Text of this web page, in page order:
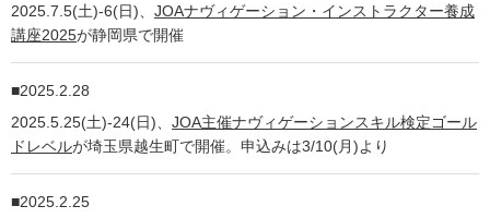
2025.7.5(土)-6(日)、 JOAナヴィゲーション・インストラクター養成
講座2025が静岡県で開催
2025.2.28
2025.5.25(土)-24(日)、 JOA主催ナヴィゲーションスキル検定ゴール
ドレベルが埼玉県越生町で開催。申込みは3/10(月)より
2025.2.25